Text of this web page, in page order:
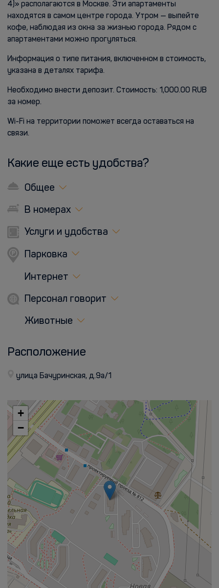
4)» располагаются в Москве. Эти апартаменты
находятся в самом центре города. Утром — выпейте
кофе, наблюдая из окна за жизнью города. Рядом с
апартаментами можно прогуляться.
Информация о типе питания, включенном в стоимость,
указана в деталях тарифа.
Необходимо внести депозит. Стоимость: 1,000.00 RUB
за номер.
Wi-Fi на территории поможет всегда оставаться на
связи.
Какие еще есть удобства?
Общее
В номерах
Услуги и удобства
Парковка
Интернет
Персонал говорит
Животные
Расположение
улица Бачуринская, д.9а/1
+
−